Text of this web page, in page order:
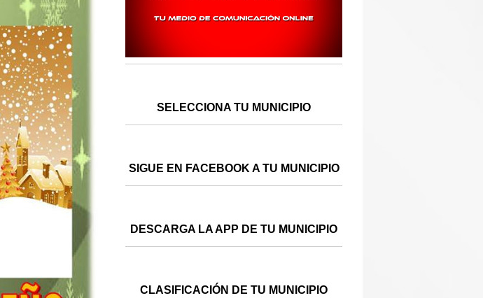
SELECCIONA TU MUNICIPIO
SIGUE EN FACEBOOK A TU MUNICIPIO
DESCARGA LA APP DE TU MUNICIPIO
CLASIFICACIÓN DE TU MUNICIPIO